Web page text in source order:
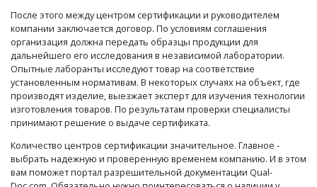
После этого между центром сертификации и руководителем
компании заключается договор. По условиям соглашения
организация должна передать образцы продукции для
дальнейшего его исследования в независимой лаборатории.
Опытные лаборанты исследуют товар на соответствие
установленным нормативам. В некоторых случаях на объект, где
производят изделие, выезжает эксперт для изучения технологии
изготовления товаров. По результатам проверки специалисты
принимают решение о выдаче сертификата.
Количество центров сертификации значительное. Главное -
выбрать надежную и проверенную временем компанию. И в этом
вам поможет портал разрешительной документации Qual-